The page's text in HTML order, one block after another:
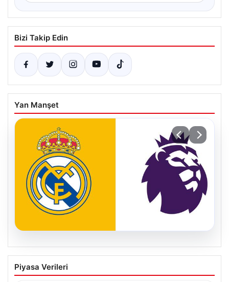
Bizi Takip Edin
Yan Manşet
05.08.2026
Fulham, Real Madrid’den İki Yıldız İle
Anlaştı: Toplamda 50 Milyon Euro
Piyasa Verileri